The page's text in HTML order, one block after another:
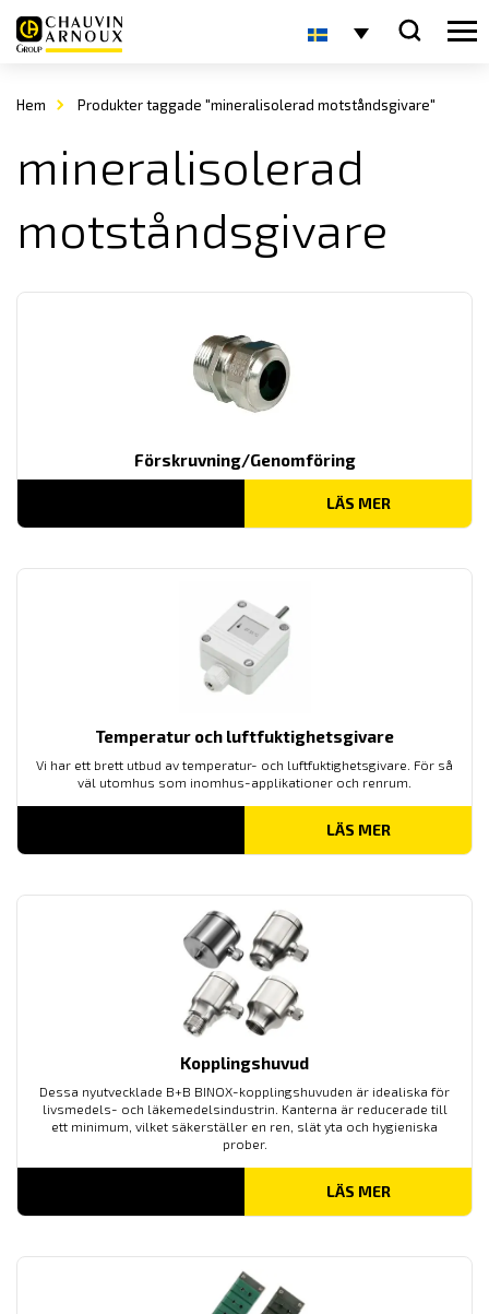
Hem Produkter taggade "mineralisolerad motståndsgivare"
mineralisolerad
motståndsgivare
Förskruvning/Genomföring
LÄS MER
Temperatur och luftfuktighetsgivare
Vi har ett brett utbud av temperatur- och luftfuktighetsgivare. För så
väl utomhus som inomhus-applikationer och renrum.
LÄS MER
Kopplingshuvud
Dessa nyutvecklade B+B BINOX-kopplingshuvuden är idealiska för
livsmedels- och läkemedelsindustrin. Kanterna är reducerade till
ett minimum, vilket säkerställer en ren, slät yta och hygieniska
prober.
LÄS MER